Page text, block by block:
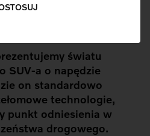
światu
SUV-a o napędzie
on standardowo
technologie,
punkt odniesienia w
drogowego.